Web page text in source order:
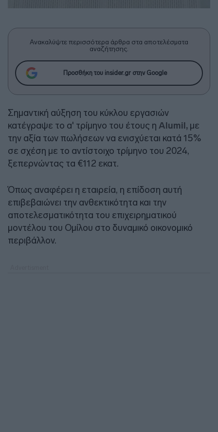
Ανακαλύψτε περισσότερα άρθρα στα αποτελέσματα
αναζήτησης.
Προσθήκη του insider.gr στην Google
Σημαντική αύξηση του κύκλου εργασιών
κατέγραψε το α' τρίμηνο του έτους η Alumil, με
την αξία των πωλήσεων να ενισχύεται κατά 15%
σε σχέση με το αντίστοιχο τρίμηνο του 2024,
ξεπερνώντας τα €112 εκατ.
Όπως αναφέρει η εταιρεία, η επίδοση αυτή
επιβεβαιώνει την ανθεκτικότητα και την
αποτελεσματικότητα του επιχειρηματικού
μοντέλου του Ομίλου στο δυναμικό οικονομικό
περιβάλλον.